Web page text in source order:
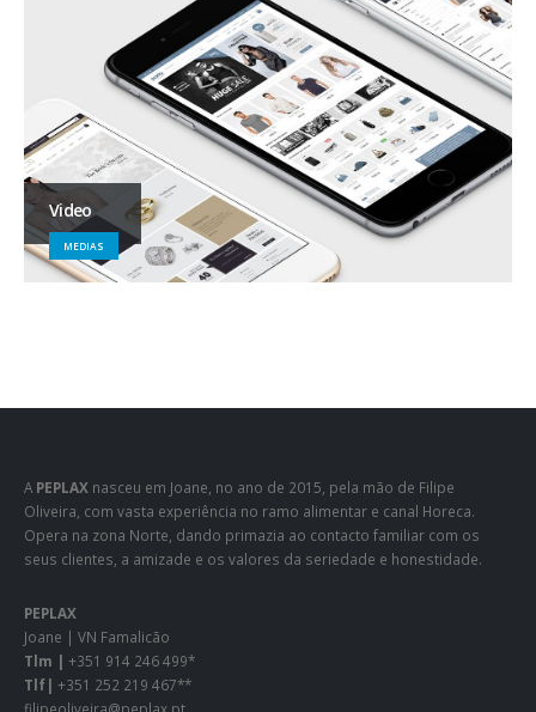
Video
MEDIAS
A PEPLAX nasceu em Joane, no ano de 2015, pela mão de Filipe
Oliveira, com vasta experiência no ramo alimentar e canal Horeca.
Opera na zona Norte, dando primazia ao contacto familiar com os
seus clientes, a amizade e os valores da seriedade e honestidade.
PEPLAX
Joane | VN Famalicão
Tlm | +351 914 246 499*
Tlf| +351 252 219 467**